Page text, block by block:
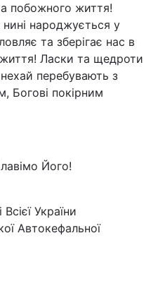
побожного життя!
народжується у
та зберігає нас в
Ласки та щедроти
перебувають з
Богові покірним
Його!
України
Автокефальної